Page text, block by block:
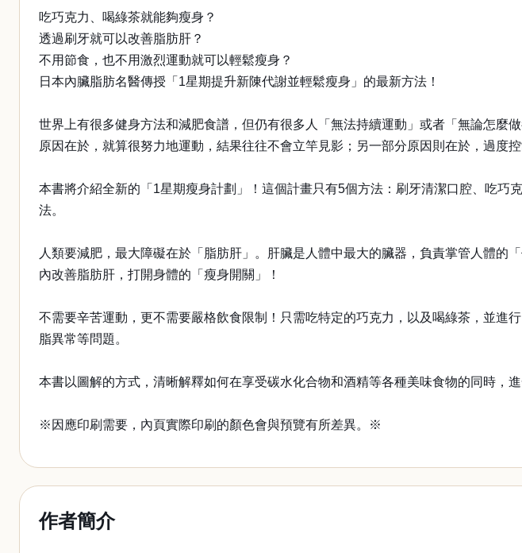
吃巧克力、喝綠茶就能夠瘦身？
透過刷牙就可以改善脂肪肝？
不用節食，也不用激烈運動就可以輕鬆瘦身？
日本內臟脂肪名醫傳授「1星期提升新陳代謝並輕鬆瘦身」的最新方法！
世界上有很多健身方法和減肥食譜，但仍有很多人「無法持續運動」或者「無論怎麼做
原因在於，就算很努力地運動，結果往往不會立竿見影；另一部分原因則在於，過度
本書將介紹全新的「1星期瘦身計劃」！這個計畫只有5個方法：刷牙清潔口腔、吃
法。
人類要減肥，最大障礙在於「脂肪肝」。肝臟是人體中最大的臟器，負責掌管人體
內改善脂肪肝，打開身體的「瘦身開關」！
不需要辛苦運動，更不需要嚴格飲食限制！只需吃特定的巧克力，以及喝綠茶，並進
脂異常等問題。
本書以圖解的方式，清晰解釋如何在享受碳水化合物和酒精等各種美味食物的同時，
※因應印刷需要，內頁實際印刷的顏色會與預覽有所差異。※
作者簡介